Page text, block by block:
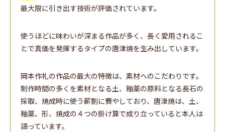
最大限に引き出す技術が評価されています。
使うほどに味わいが深まる作品が多く、長く愛用されるこ
とで真価を発揮するタイプの唐津焼を生み出しています。
岡本作礼の作品の最大の特徴は、素材へのこだわりです。
制作時間の多くを素材となる土、釉薬の原料となる長石の
採取、焼成時に使う薪割に費やしており、唐津焼は、土、
釉薬、形、焼成の４つの掛け算で成り立っていると本人は
語っています。